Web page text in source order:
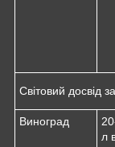
Світовий досвід
Виноград
л